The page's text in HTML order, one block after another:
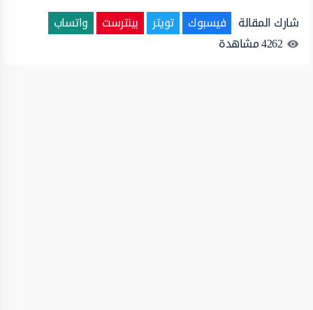
شارك المقالة فيسبوك تويتر بينترست
واتساب
4262مشاهدة